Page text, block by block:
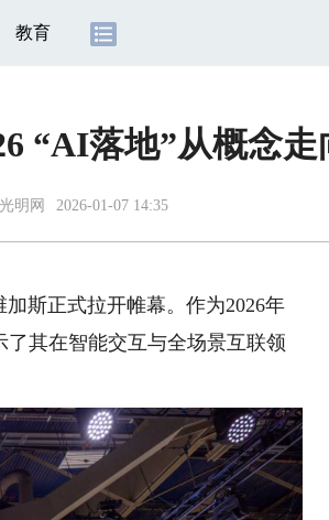
教育
“AI落地”从概念
光明网 2026-01-07 14:35
斯正式拉开帷幕。作为2026年
其在智能交互与全场景互联领